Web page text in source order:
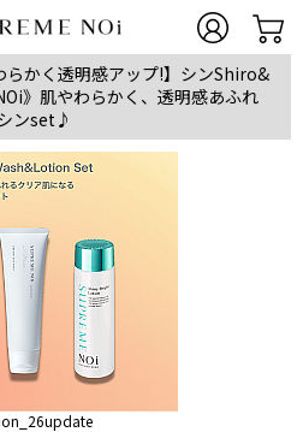
らかく透明感アップ!】シンShiro&
》肌やわらかく、透明感あふれ
ンset♪